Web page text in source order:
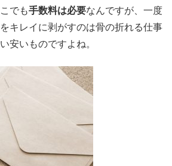
でも手数料は必要なんですが、一度
キレイに剥がすのは骨の折れる仕事
安いものですよね。